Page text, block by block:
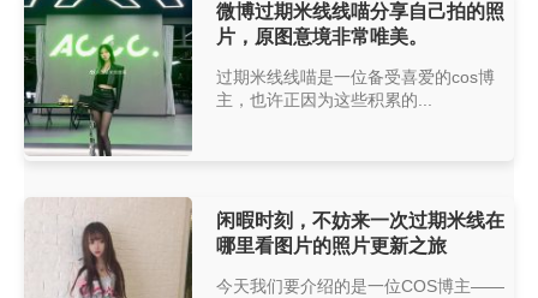
微博过期米线线喵分享自己拍的照
片，原图意境非常唯美。
过期米线线喵是一位备受喜爱的cos博
主，也许正因为这些积累的...
闲暇时刻，不妨来一次过期米线在
哪里看图片的照片更新之旅
今天我们要介绍的是一位COS博主——